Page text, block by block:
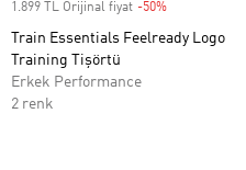
1.899 TL Orijinal fiyat -50%
Train Essentials Feelready Logo
Training Tişörtü
Erkek Performance
2 renk